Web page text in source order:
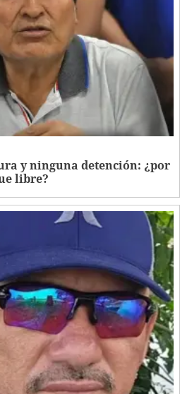
y ninguna detención: ¿por
libre?